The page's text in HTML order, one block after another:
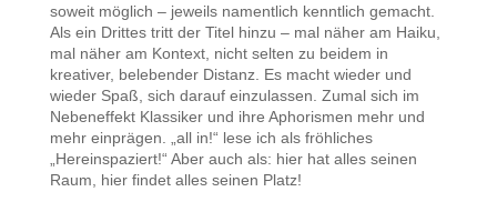
soweit möglich – jeweils namentlich kenntlich gemacht.
Als ein Drittes tritt der Titel hinzu – mal näher am Haiku,
mal näher am Kontext, nicht selten zu beidem in
kreativer, belebender Distanz. Es macht wieder und
wieder Spaß, sich darauf einzulassen. Zumal sich im
Nebeneffekt Klassiker und ihre Aphorismen mehr und
mehr einprägen. „all in!“ lese ich als fröhliches
„Hereinspaziert!“ Aber auch als: hier hat alles seinen
Raum, hier findet alles seinen Platz!